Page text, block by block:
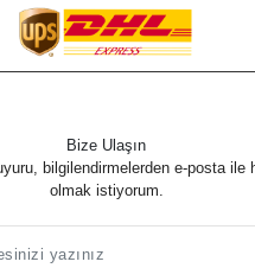
Bize Ulaşın
bilgilendirmelerden e-posta ile
olmak istiyorum.